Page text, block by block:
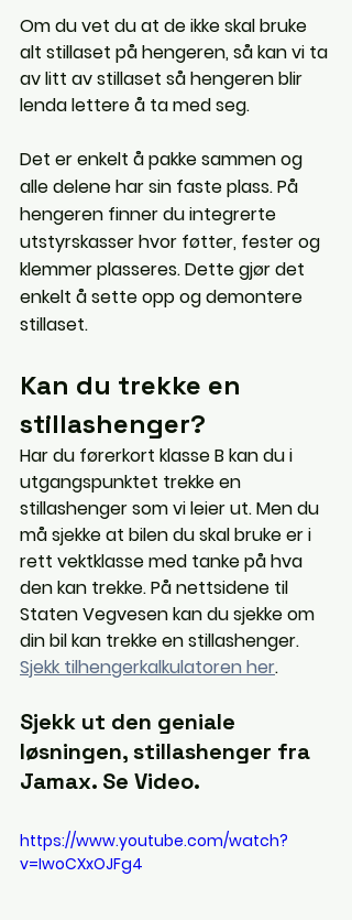
Om du vet du at de ikke skal bruke
alt stillaset på hengeren, så kan vi ta
av litt av stillaset så hengeren blir
lenda lettere å ta med seg.
Det er enkelt å pakke sammen og
alle delene har sin faste plass. På
hengeren finner du integrerte
utstyrskasser hvor føtter, fester og
klemmer plasseres. Dette gjør det
enkelt å sette opp og demontere
stillaset.
Kan du trekke en
stillashenger?
Har du førerkort klasse B kan du i
utgangspunktet trekke en
stillashenger som vi leier ut. Men du
må sjekke at bilen du skal bruke er i
rett vektklasse med tanke på hva
den kan trekke. På nettsidene til
Staten Vegvesen kan du sjekke om
din bil kan trekke en stillashenger.
Sjekk tilhengerkalkulatoren her.
Sjekk ut den geniale
løsningen, stillashenger fra
Jamax. Se Video.
https://www.youtube.com/watch?
v=IwoCXxOJFg4